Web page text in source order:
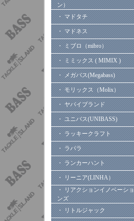
ン）
・ マドタチ
・ マドネス
・ ミブロ（mibro）
・ ミミックス ( MIMIX )
・ メガバス(Megabass)
・ モリックス（Molix）
・ ヤバイブランド
・ ユニバス(UNIBASS)
・ ラッキークラフト
・ ラパラ
・ ランカーハント
・ リーニア(LINHA）
・ リアクションイノベーショ
ンズ
・ リトルジャック